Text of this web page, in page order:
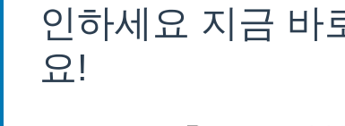
인하세요 지금 바
요!